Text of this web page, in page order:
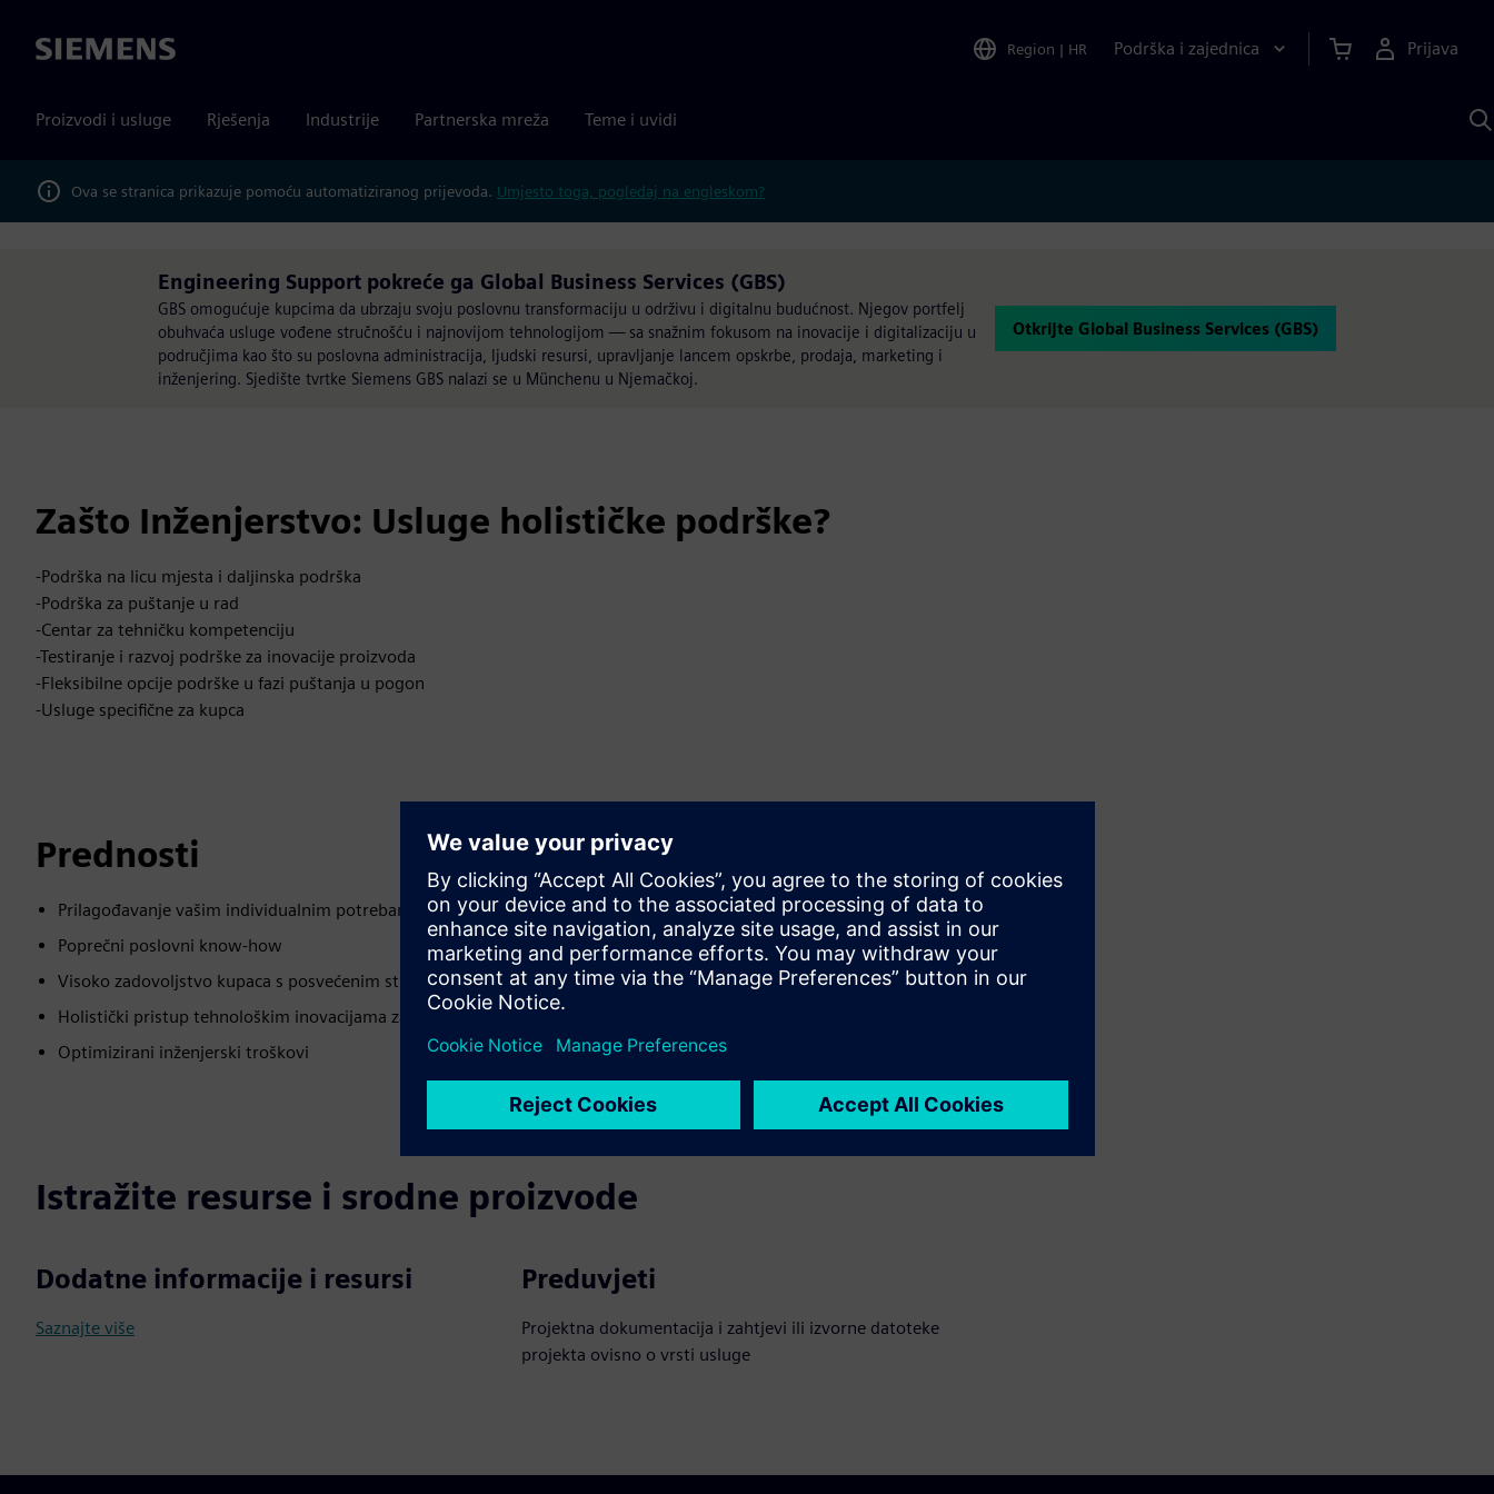
Siemens Region | HR Podrška i zajednica Prijava
Proizvodi i usluge Rješenja Industrije Partnerska mreža Teme i uvidi
Ova se stranica prikazuje pomoću automatiziranog prijevoda. Umjesto toga, pogledaj na engleskom?
Engineering Support pokreće ga Global Business Services (GBS)
GBS omogućuje kupcima da ubrzaju svoju poslovnu transformaciju u održivu i digitalnu budućnost. Njegov portfelj
obuhvaća usluge vođene stručnošću i najnovijom tehnologijom — sa snažnim fokusom na inovacije i digitalizaciju u
područjima kao što su poslovna administracija, ljudski resursi, upravljanje lancem opskrbe, prodaja, marketing i
inženjering. Sjedište tvrtke Siemens GBS nalazi se u Münchenu u Njemačkoj.
Otkrijte Global Business Services (GBS)
Zašto Inženjerstvo: Usluge holističke podrške?
-Podrška na licu mjesta i daljinska podrška
-Podrška za puštanje u rad
-Centar za tehničku kompetenciju
-Testiranje i razvoj podrške za inovacije proizvoda
-Fleksibilne opcije podrške u fazi puštanja u pogon
-Usluge specifične za kupca
Prednosti
Prilagođavanje vašim individualnim potrebama
Poprečni poslovni know-how
Visoko zadovoljstvo kupaca s posvećenim stručnim timom
Holistički pristup tehnološkim inovacijama za kreiranje individualnih rješenja za vaše potrebe
Optimizirani inženjerski troškovi
Istražite resurse i srodne proizvode
Dodatne informacije i resursi
Saznajte više
Preduvjeti
Projektna dokumentacija i zahtjevi ili izvorne datoteke
projekta ovisno o vrsti usluge